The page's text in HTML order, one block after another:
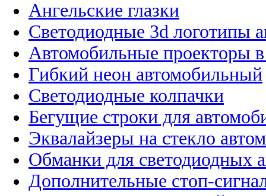
Ангельские глазки
Светодиодные 3d логотипы
Автомобильные проекторы
Гибкий неон автомобильный
Светодиодные колпачки
Бегущие строки для
Эквалайзеры на стекло
Обманки для светодиодных
Дополнительные стоп-